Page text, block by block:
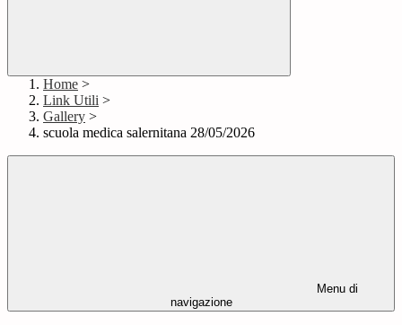
Home >
Link Utili >
Gallery >
scuola medica salernitana 28/05/2026
Menu di
navigazione